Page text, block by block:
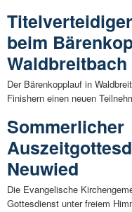
beim
Waldbreitbach
Der Bärenkopplauf in
Finishern einen neuen
Sommerlicher
Neuwied
Die Evangelische
Gottesdienst unter freiem